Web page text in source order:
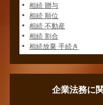
相続 贈与
相続 順位
相続 不動産
相続 割合
相続放棄 手続き
企業法務に